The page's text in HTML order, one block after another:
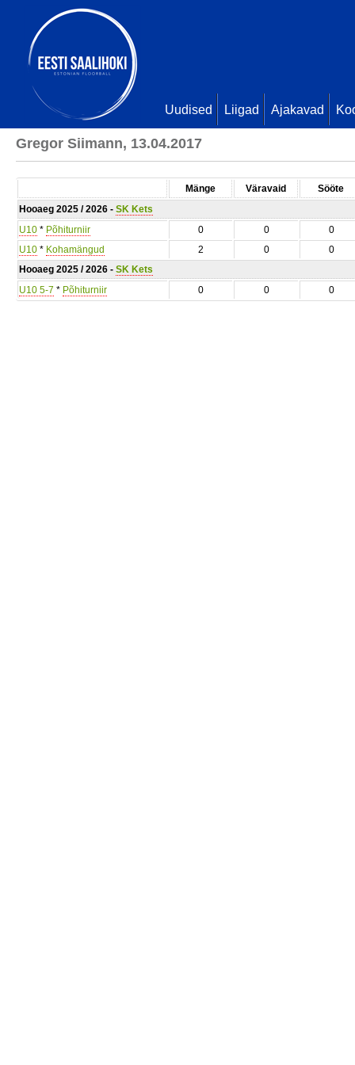
Uudised Liigad Ajakavad
Gregor Siimann, 13.04.2017
Mänge Väravaid
Sööte
Hooaeg 2025 / 2026 - SK Kets
U10 * Põhiturniir 0 0
0
U10 * Kohamängud 2 0
0
Hooaeg 2025 / 2026 - SK Kets
U10 5-7 * Põhiturniir 0 0 0